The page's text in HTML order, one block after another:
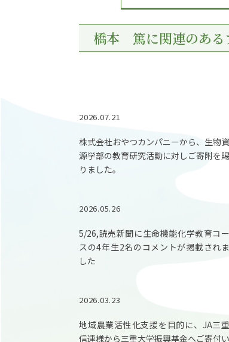
橋本 篤に関連のある
2026.07.21
株式会社おやつカンパニーから、生物資
源学部の教育研究活動に対しご寄附を賜
りました。
2026.05.26
5/26,読売新聞に生命機能化学教育コー
スの4年生2名のコメントが掲載されま
した
2026.03.23
地域農業活性化支援を目的に、JA三重
信連様から三重大学振興基金へご寄付い